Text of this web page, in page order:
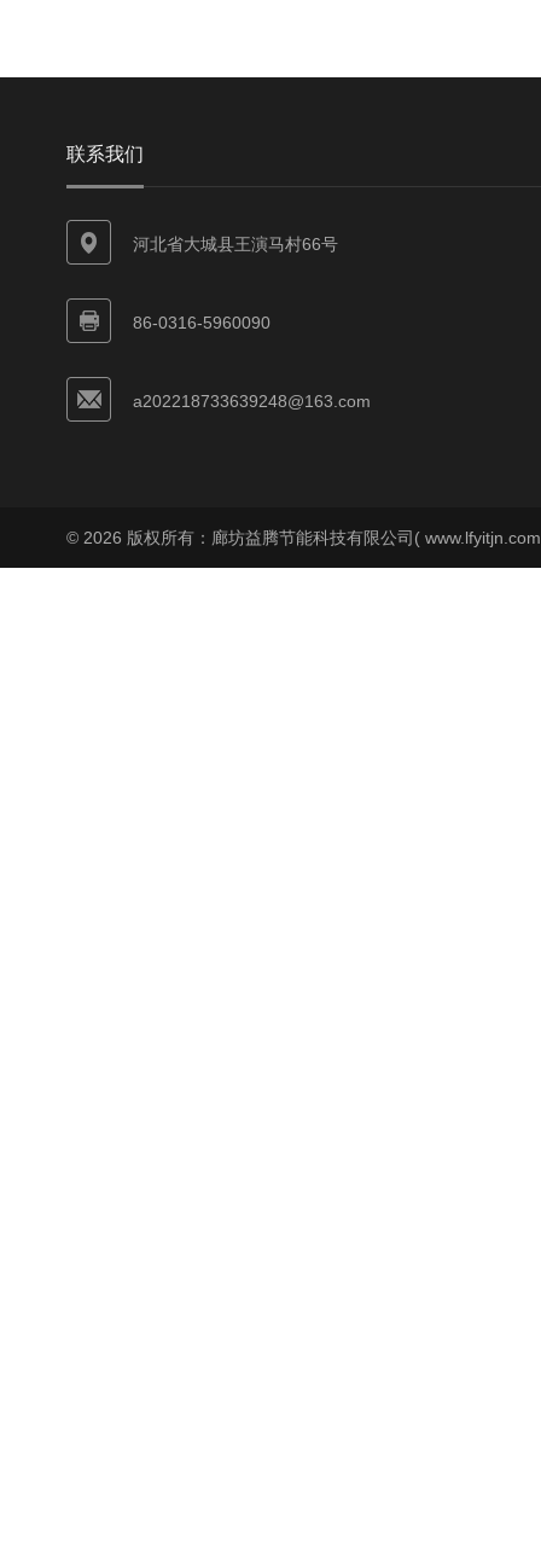
联系我们
河北省大城县王演马村66号
86-0316-5960090
a202218733639248@163.com
© 2026 版权所有：廊坊益腾节能科技有限公司(